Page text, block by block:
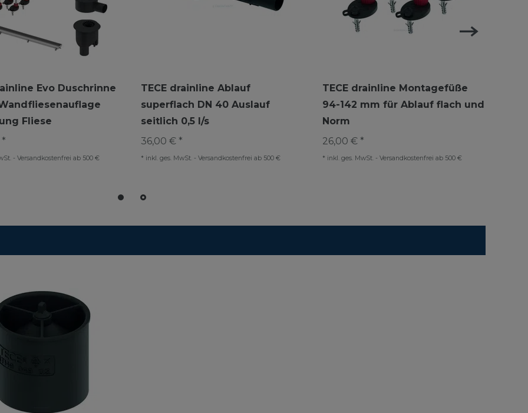
Evo Duschrinne
Fliese
- Versandkostenfrei ab 500 €
TECE drainline Ablauf
superflach DN 40 Auslauf
seitlich 0,5 l/s
36,00 € *
* inkl. ges. MwSt. - Versandkostenfrei ab 500 €
TECE drainline Montagefüße
94-142 mm für Ablauf flach und
Norm
26,00 € *
* inkl. ges. MwSt.- Versandkostenfrei ab 500 €